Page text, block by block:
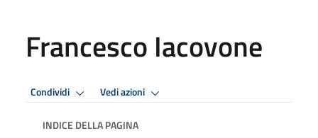
Francesco Iacovone
Condividi Vedi azioni
INDICE DELLA PAGINA